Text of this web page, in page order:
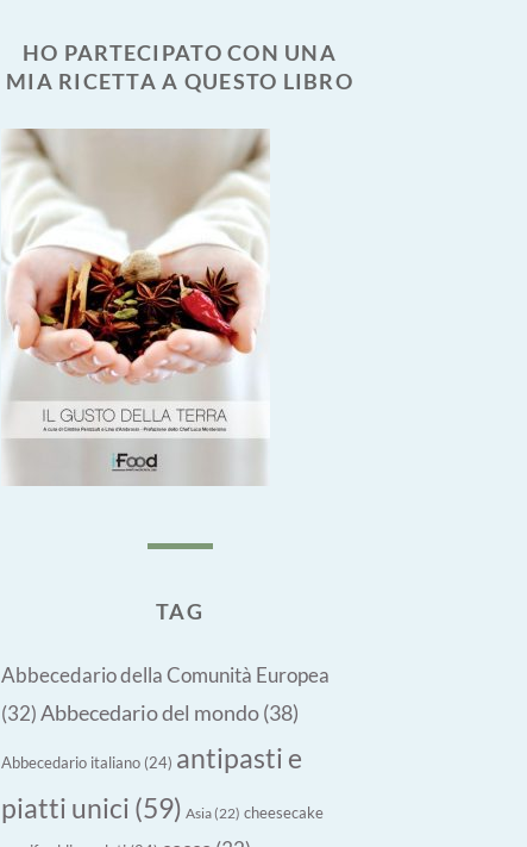
HO PARTECIPATO CON UNA
MIA RICETTA A QUESTO LIBRO
TAG
Abbecedario della Comunità Europea
(32) Abbecedario del mondo(38)
Abbecedario italiano (24) antipasti e
piatti unici (59) Asia(22) cheesecake